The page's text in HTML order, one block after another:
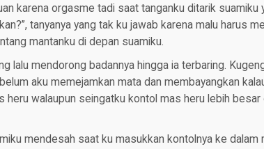
karena orgasme tadi saat tanganku ditarik suamiku
tanyanya yang tak ku jawab karena malu harus
mantanku di depan suamiku.
lalu mendorong badannya hingga ia terbaring.
aku memejamkan mata dan membayangkan
heru walaupun seingatku kontol mas heru lebih
mendesah saat ku masukkan kontolnya ke dalam